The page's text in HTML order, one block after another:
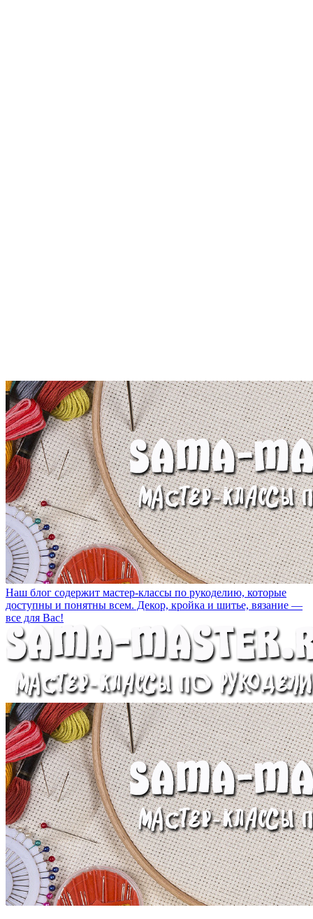
Наш блог содержит мастер-классы по рукоделию, которые
доступны и понятны всем. Декор, кройка и шитье, вязание —
все для Вас!